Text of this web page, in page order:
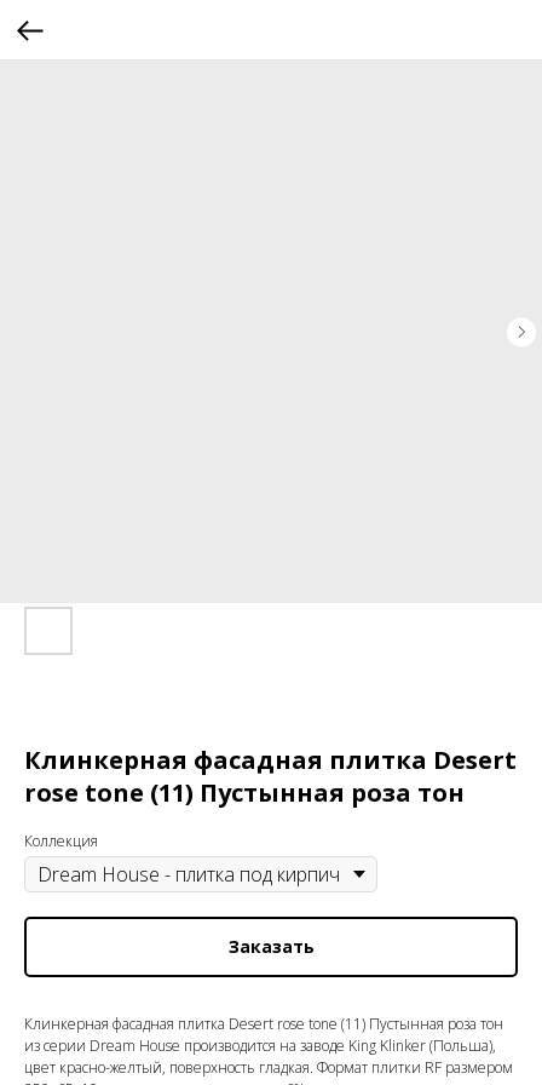
Клинкерная фасадная плитка Desert
rose tone (11) Пустынная роза тон
Коллекция
Заказать
Клинкерная фасадная плитка Desert rose tone (11) Пустынная роза тон
из серии Dream House производится на заводе King Klinker (Польша),
цвет красно-желтый, поверхность гладкая. Формат плитки RF размером